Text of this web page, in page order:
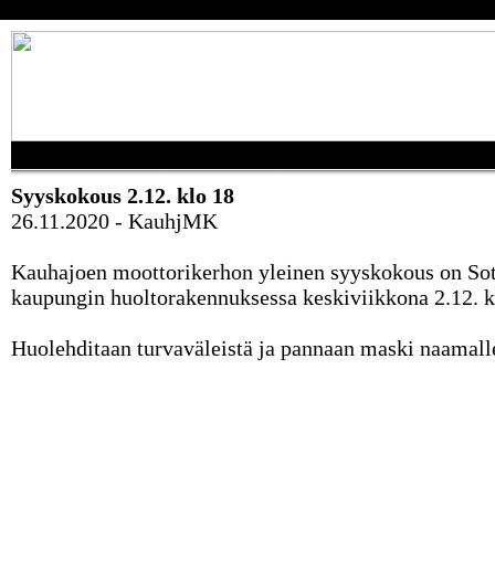
Syyskokous 2.12. klo 18
26.11.2020 - KauhjMK
Kauhajoen moottorikerhon yleinen syyskokous on
kaupungin huoltorakennuksessa keskiviikkona 2.12.
Huolehditaan turvaväleistä ja pannaan maski